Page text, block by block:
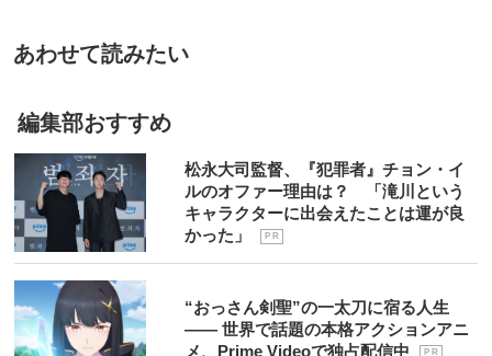
あわせて読みたい
編集部おすすめ
松永大司監督、『犯罪者』チョン・イ
ルのオファー理由は？ 「滝川という
キャラクターに出会えたことは運が良
かった」
P R
“おっさん剣聖”の一太刀に宿る人生
―― 世界で話題の本格アクションアニ
メ、Prime Videoで独占配信中
P R